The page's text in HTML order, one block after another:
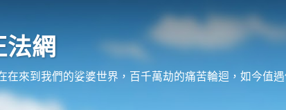
網
來到我們的娑婆世界，百千萬劫的痛苦輪迴，如今值